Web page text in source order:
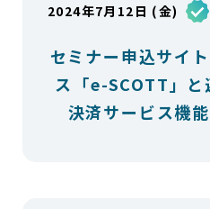
2024年7月12日 (金)
セミナー申込サイ
ス「e-SCOTT」と
決済サービス機